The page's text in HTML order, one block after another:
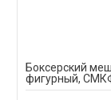
Боксерский
фигурный,